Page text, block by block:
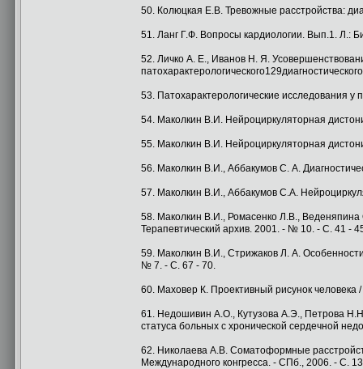
50. Колюцкая Е.В. Тревожные расстройства:
51. Ланг Г.Ф. Вопросы кардиологии. Вып.1. Л.:
52. Личко А. Е., Иванов Н. Я.
53. Патохарактерологические исследования у
54. Маколкин В.И. Нейроциркуляторная
55. Маколкин В.И. Нейроциркуляторная
56. Маколкин В.И., Аббакумов С. А.
57. Маколкин В.И., Аббакумов С.А.
58. Маколкин В.И., Ромасенко Л.В., Веденяпина
Терапевтический архив. 2001. - № 10. - С. 41 -
59. Маколкин В.И., Стрижаков Л. А.
№ 7. - С. 67 - 70.
60. Маховер К. Проективный рисунок
61. Недошивин А.О., Кутузова А.Э., Петрова
статуса больных с хронической сердечной
62. Николаева A.B. Соматоформные
Международного конгресса. - СПб., 2006. - С.